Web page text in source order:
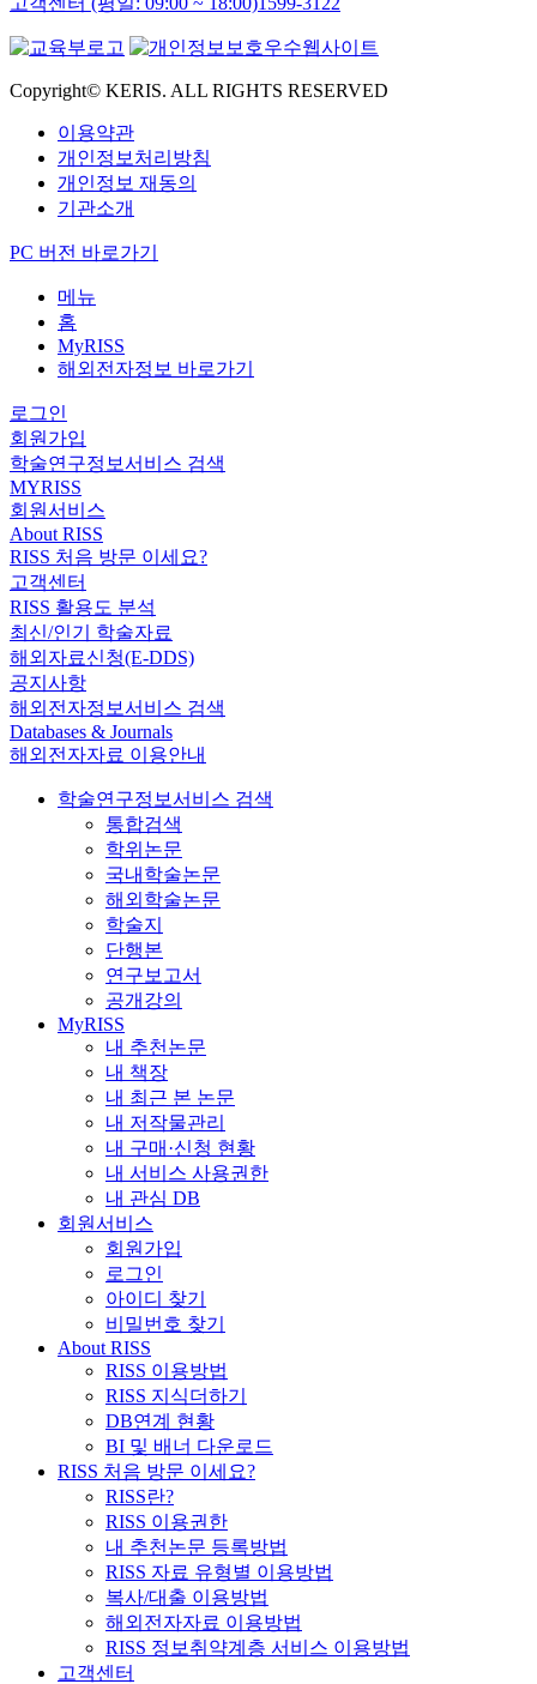
Copyright© KERIS. ALL RIGHTS RESERVED
이용약관
개인정보처리방침
개인정보 재동의
기관소개
PC 버전 바로가기
메뉴
홈
MyRISS
해외전자정보 바로가기
로그인
회원가입
학술연구정보서비스 검색
MYRISS
회원서비스
About RISS
RISS 처음 방문 이세요?
고객센터
RISS 활용도 분석
최신/인기 학술자료
해외자료신청(E-DDS)
공지사항
해외전자정보서비스 검색
Databases & Journals
해외전자자료 이용안내
학술연구정보서비스 검색
통합검색
학위논문
국내학술논문
해외학술논문
학술지
단행본
연구보고서
공개강의
MyRISS
내 추천논문
내 책장
내 최근 본 논문
내 저작물관리
내 구매·신청 현황
내 서비스 사용권한
내 관심 DB
회원서비스
회원가입
로그인
아이디 찾기
비밀번호 찾기
About RISS
RISS 이용방법
RISS 지식더하기
DB연계 현황
BI 및 배너 다운로드
RISS 처음 방문 이세요?
RISS란?
RISS 이용권한
내 추천논문 등록방법
RISS 자료 유형별 이용방법
복사/대출 이용방법
해외전자자료 이용방법
RISS 정보취약계층 서비스 이용방법
고객센터